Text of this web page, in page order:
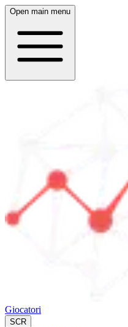
Open main menu
Giocatori
SCR